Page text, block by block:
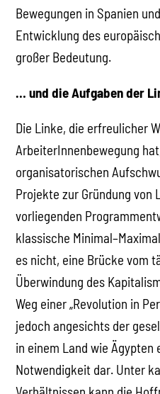
Bewegungen in Spanien
Entwicklung des
großer Bedeutung.
… und die Aufgaben der
Die Linke, die erfreulicher
ArbeiterInnenbewegung
organisatorischen
Projekte zur Gründung von
vorliegenden
klassische
es nicht, eine Brücke vom
Überwindung des
Weg einer „Revolution in
jedoch angesichts der
in einem Land wie Ägypten
Notwendigkeit dar. Unter